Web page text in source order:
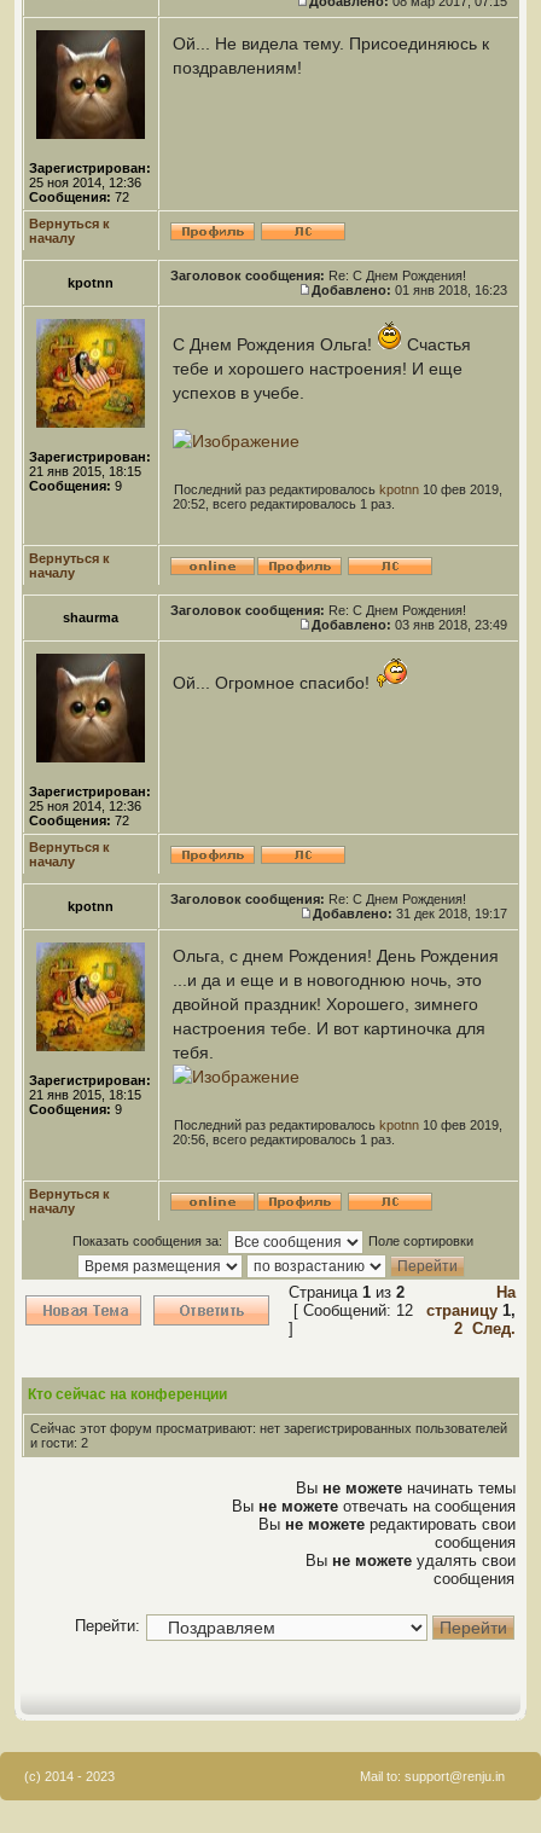
Зарегистрирован:
25 ноя 2014, 12:36
Сообщения: 72
Ой... Не видела тему. Присоединяюсь к
поздравлениям!
Вернуться к
началу
kpotnn Заголовок сообщения: Re: С Днем Рождения!
Добавлено: 01 янв 2018, 16:23
Зарегистрирован:
21 янв 2015, 18:15
Сообщения: 9
С Днем Рождения Ольга!
Счастья
тебе и хорошего настроения! И еще
успехов в учебе.
Последний раз редактировалось kpotnn 10 фев 2019,
20:52, всего редактировалось 1 раз.
Вернуться к
началу
shaurma Заголовок сообщения: Re: С Днем Рождения!
Добавлено: 03 янв 2018, 23:49
Зарегистрирован:
25 ноя 2014, 12:36
Сообщения: 72
Ой... Огромное спасибо!
Вернуться к
началу
kpotnn Заголовок сообщения: Re: С Днем Рождения!
Добавлено: 31 дек 2018, 19:17
Зарегистрирован:
21 янв 2015, 18:15
Сообщения: 9
Ольга, с днем Рождения! День Рождения
...и да и еще и в новогоднюю ночь, это
двойной праздник! Хорошего, зимнего
настроения тебе. И вот картиночка для
тебя.
Последний раз редактировалось kpotnn 10 фев 2019,
20:56, всего редактировалось 1 раз.
Вернуться к
началу
Показать сообщения за: Поле сортировки
Страница 1 из 2
[ Сообщений: 12
]
На
страницу 1,
2 След.
Кто сейчас на конференции
Сейчас этот форум просматривают: нет зарегистрированных пользователей
и гости: 2
Вы не можете начинать темы
Вы не можете отвечать на сообщения
Вы не можете редактировать свои
сообщения
Вы не можете удалять свои
сообщения
Перейти:
(c) 2014 - 2023 Mail to: support@renju.in